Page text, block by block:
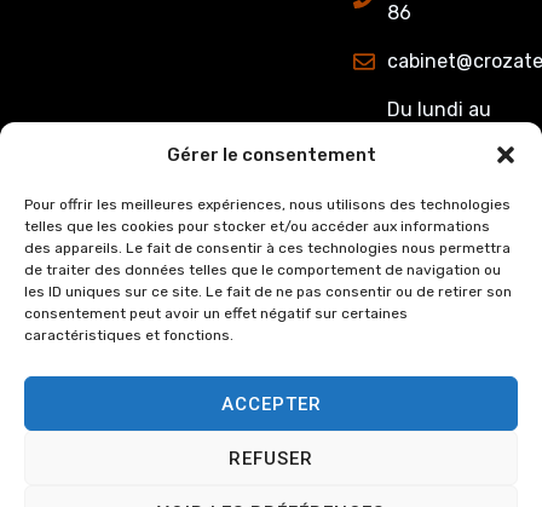
Gérer le consentement
Pour offrir les meilleures expériences, nous utilisons des technologies
telles que les cookies pour stocker et/ou accéder aux informations
des appareils. Le fait de consentir à ces technologies nous permettra
de traiter des données telles que le comportement de navigation ou
les ID uniques sur ce site. Le fait de ne pas consentir ou de retirer son
consentement peut avoir un effet négatif sur certaines
caractéristiques et fonctions.
ACCEPTER
REFUSER
86
Du lundi au
8h00 à 12h15
et de 13h15 à
17h00.
Le Vendredi :
de 8h00 à
12h15 et de